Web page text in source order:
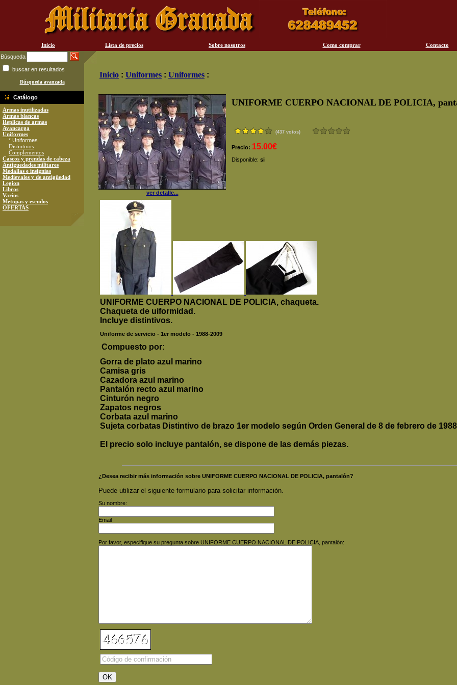
Inicio Lista de precios Sobre nosotros Como comprar
Contacto
Búsqueda
buscar en resultados
Búsqueda avanzada
Catálogo
Armas inutilizadas
Armas blancas
Replicas de armas
Avancarga
Uniformes
* Uniformes
Distintivos
Complementos
Cascos y prendas de cabeza
Antiguedades militares
Medallas e insignias
Medievales y de antigüedad
Legion
Libros
Varios
Metopas y escudos
OFERTAS
Inicio : Uniformes : Uniformes :
ver detalle...
UNIFORME CUERPO NACIONAL DE POLICIA,
(437 votos)
Precio: 15.00€
Disponible: si
UNIFORME CUERPO NACIONAL DE POLICIA, chaqueta.
Chaqueta de uiformidad.
Incluye distintivos.
Uniforme de servicio - 1er modelo - 1988-2009
Compuesto por:
Gorra de plato azul marino
Camisa gris
Cazadora azul marino
Pantalón recto azul marino
Cinturón negro
Zapatos negros
Corbata azul marino
Sujeta corbatas Distintivo de brazo 1er modelo según Orden General de 8 de febrero de
El precio solo incluye pantalón, se dispone de las demás piezas.
¿Desea recibir más información sobre UNIFORME CUERPO NACIONAL DE POLICIA, pantalón?
Puede utilizar el siguiente formulario para solicitar información.
Su nombre:
Email
Por favor, especifique su pregunta sobre UNIFORME CUERPO NACIONAL DE POLICIA, pantalón: